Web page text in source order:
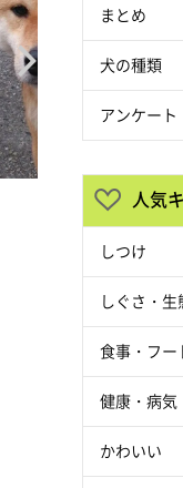
まとめ
犬の種類
アンケート
人気
しつけ
しぐさ・生
食事・フー
健康・病気
かわいい